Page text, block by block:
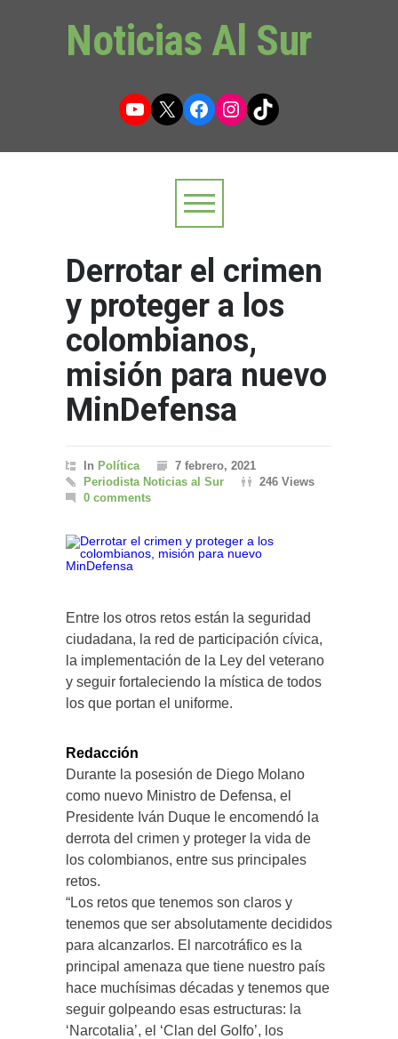
Noticias Al Sur
YouTube
X Facebook
Instagram
TikTok
Derrotar el crimen
y proteger a los
colombianos,
misión para nuevo
MinDefensa
In Política
7 febrero, 2021
Periodista Noticias al Sur
246 Views
0 comments
Entre los otros retos están la seguridad
ciudadana, la red de participación cívica,
la implementación de la Ley del veterano
y seguir fortaleciendo la mística de todos
los que portan el uniforme.
Redacción
Durante la posesión de Diego Molano
como nuevo Ministro de Defensa, el
Presidente Iván Duque le encomendó la
derrota del crimen y proteger la vida de
los colombianos, entre sus principales
retos.
“Los retos que tenemos son claros y
tenemos que ser absolutamente decididos
para alcanzarlos. El narcotráfico es la
principal amenaza que tiene nuestro país
hace muchísimas décadas y tenemos que
seguir golpeando esas estructuras: la
‘Narcotalia’, el ‘Clan del Golfo’, los